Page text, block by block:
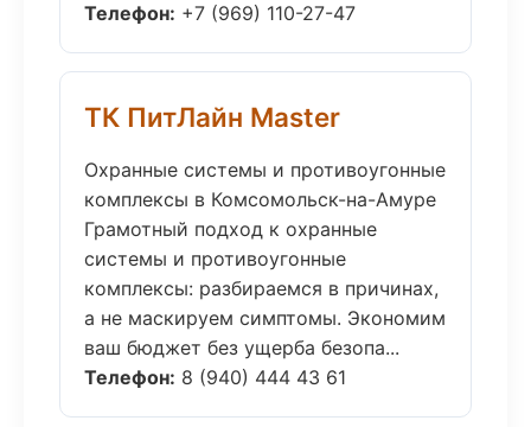
Телефон: +7 (969) 110-27-47
ТК ПитЛайн Master
Охранные системы и противоугонные
комплексы в Комсомольск-на-Амуре
Грамотный подход к охранные
системы и противоугонные
комплексы: разбираемся в причинах,
а не маскируем симптомы. Экономим
ваш бюджет без ущерба безопа...
Телефон: 8 (940) 444 43 61